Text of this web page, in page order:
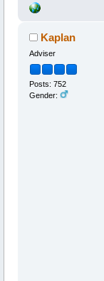
Kaplan
Adviser
Posts: 752
Gender: